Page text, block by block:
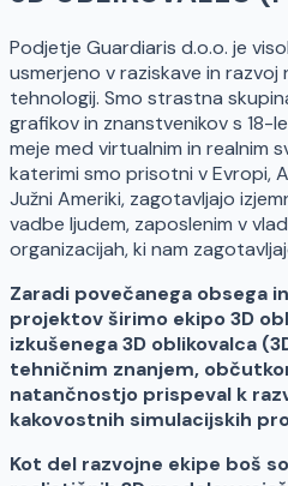
Podjetje Guardiaris d.o.o. je
usmerjeno v raziskave in razvoj
tehnologij. Smo strastna
grafikov in znanstvenikov s 18-
meje med virtualnim in realnim
katerimi smo prisotni v Evropi,
Južni Ameriki, zagotavljajo
vadbe ljudem, zaposlenim v
organizacijah, ki nam
Zaradi povečanega obsega
projektov širimo ekipo 3D
izkušenega 3D oblikovalca
tehničnim znanjem,
natančnostjo prispeval k
kakovostnih simulacijskih
Kot del razvojne ekipe boš